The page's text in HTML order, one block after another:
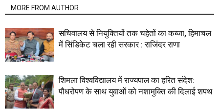
MORE FROM AUTHOR
सचिवालय से नियुक्तियों तक चहेतों का कब्जा, हिमाचल
में सिंडिकेट चला रही सरकार : राजिंदर राणा
शिमला विश्वविद्यालय में राज्यपाल का हरित संदेश:
पौधरोपण के साथ युवाओं को नशामुक्ति की दिलाई शपथ